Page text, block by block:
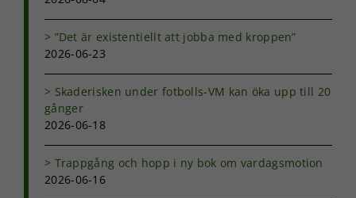
”Det är existentiellt att jobba med kroppen”
2026-06-23
Skaderisken under fotbolls-VM kan öka upp till 20
gånger
2026-06-18
Trappgång och hopp i ny bok om vardagsmotion
2026-06-16